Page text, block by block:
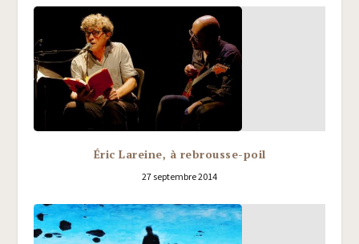
Éric Lareine, à rebrousse-poil
27 septembre 2014